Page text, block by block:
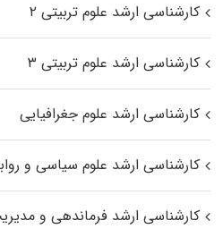
کارشناسی ارشد علوم تربیتی ۲
کارشناسی ارشد علوم تربیتی ۳
کارشناسی ارشد علوم جغرافیایی
کارشناسی ارشد علوم سیاسی و
کارشناسی ارشد فرماندهی و